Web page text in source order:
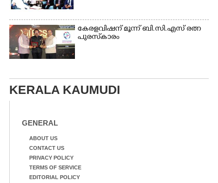
കേരളവിഷന് മൂന്ന് ബി.സി.എസ് രത്ന
പുരസ്‌കാരം
KERALA KAUMUDI
GENERAL
ABOUT US
CONTACT US
PRIVACY POLICY
TERMS OF SERVICE
EDITORIAL POLICY